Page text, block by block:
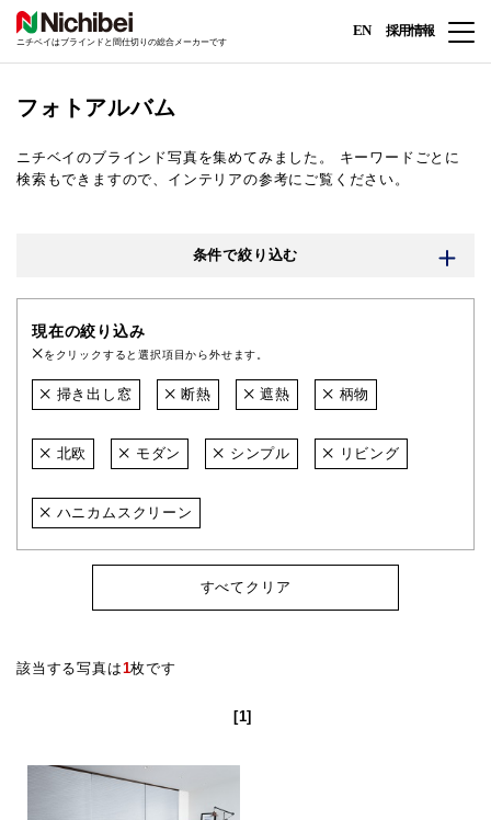
ニチベイはブラインドと間仕切りの総合メーカーです
EN 採用情報
フォトアルバム
ニチベイのブラインド写真を集めてみました。
キーワードごとに
検索もできますので、インテリアの参考にご覧ください。
条件で絞り込む
現在の絞り込み
をクリックすると選択項目から外せます。
掃き出し窓 断熱 遮熱 柄物
北欧 モダン シンプル リビング
ハニカムスクリーン
すべてクリア
該当する写真は1枚です
[1]